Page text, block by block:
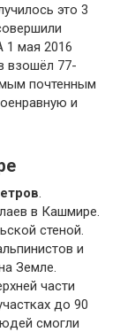
это 3
1 мая 2016
взошёл 77-
почтенным
и
в Кашмире.
стеной.
и
Земле.
части
до 90
смогли